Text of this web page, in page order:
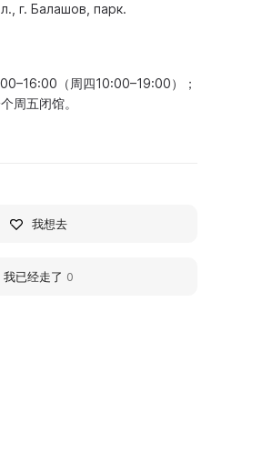
г. Балашов, парк.
（周四10:00–19:00）；
周五闭馆。
我想去
我已经走了 0